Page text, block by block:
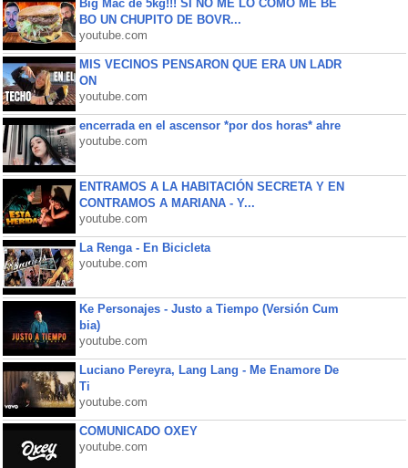
Big Mac de 5kg!!! SI NO ME LO COMO ME BE
BO UN CHUPITO DE BOVR...
youtube.com
MIS VECINOS PENSARON QUE ERA UN LADR
ON
youtube.com
encerrada en el ascensor *por dos horas* ahre
youtube.com
ENTRAMOS A LA HABITACIÓN SECRETA Y EN
CONTRAMOS A MARIANA - Y...
youtube.com
La Renga - En Bicicleta
youtube.com
Ke Personajes - Justo a Tiempo (Versión Cum
bia)
youtube.com
Luciano Pereyra, Lang Lang - Me Enamore De
Ti
youtube.com
COMUNICADO OXEY
youtube.com